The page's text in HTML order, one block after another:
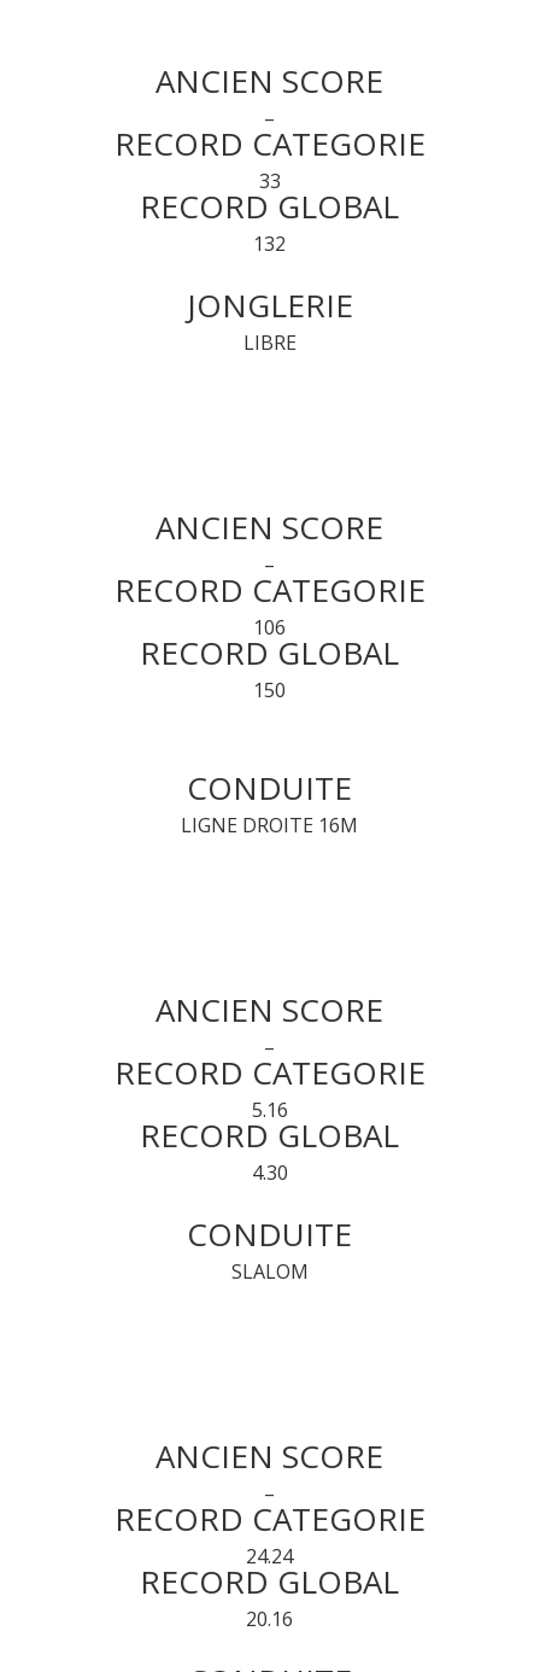
ANCIEN SCORE
–
RECORD CATEGORIE
33
RECORD GLOBAL
132
JONGLERIE
LIBRE
ANCIEN SCORE
–
RECORD CATEGORIE
106
RECORD GLOBAL
150
CONDUITE
LIGNE DROITE 16M
ANCIEN SCORE
–
RECORD CATEGORIE
5.16
RECORD GLOBAL
4.30
CONDUITE
SLALOM
ANCIEN SCORE
–
RECORD CATEGORIE
24.24
RECORD GLOBAL
20.16